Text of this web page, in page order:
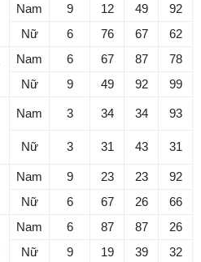
Nam 9 12 49
92
Nữ
6 76 67 62
Nam 6 67 87
78
Nữ
9 49 92 99
Nam 3 34 34 93
Nữ 3 31 43 31
Nam 9 23 23
92
Nữ
6 67 26 66
Nam 6 87 87
26
Nữ
9 19 39 32